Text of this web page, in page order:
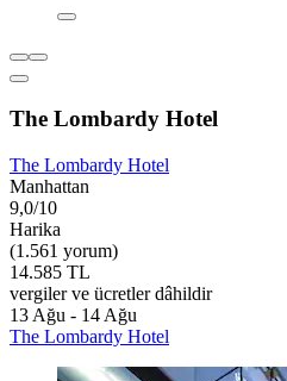
The Lombardy Hotel
The Lombardy Hotel
Manhattan
9,0/10
Harika
(1.561 yorum)
14.585 TL
vergiler ve ücretler dâhildir
13 Ağu - 14 Ağu
The Lombardy Hotel